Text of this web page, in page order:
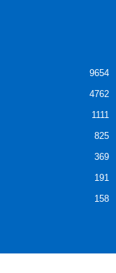
9654
4762
1111
825
369
191
158